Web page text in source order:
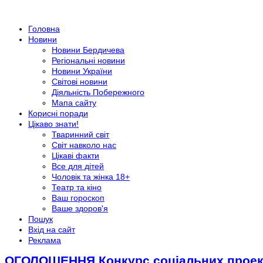
Головна
Новини
Новини Бердичева
Регіональні новини
Новини України
Світові новини
Діяльність Побережного
Мапа сайту
Корисні поради
Цікаво знати!
Тваринний світ
Світ навколо нас
Цікаві факти
Все для дітей
Чоловік та жінка 18+
Театр та кіно
Ваш гороскоп
Ваше здоров'я
Пошук
Вхід на сайт
Реклама